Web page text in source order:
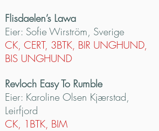
Flisdaelen’s Lawa
Eier: Sofie Wirström, Sverige
CK, CERT, 3BTK, BIR UNGHUND,
BIS UNGHUND
Revloch Easy To Rumble
Eier: Karoline Olsen Kjærstad,
Leirfjord
CK, 1BTK, BIM